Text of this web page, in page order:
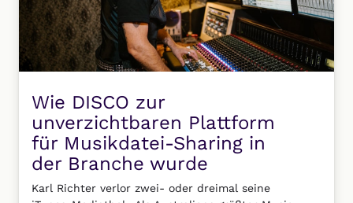
Wie DISCO zur
unverzichtbaren Plattform
für Musikdatei-Sharing in
der Branche wurde
Karl Richter verlor zwei- oder dreimal seine